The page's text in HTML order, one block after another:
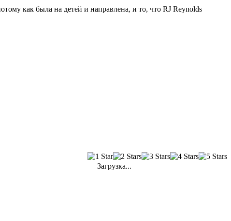
как была на детей и направлена, и то, что RJ Reynolds
Загрузка...